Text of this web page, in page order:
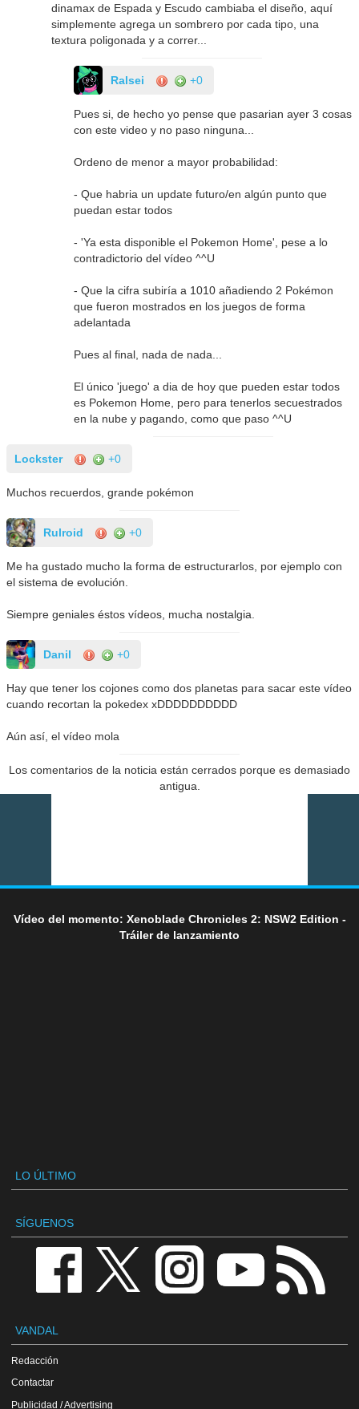
dinamax de Espada y Escudo cambiaba el diseño, aquí
simplemente agrega un sombrero por cada tipo, una
textura poligonada y a correr...
Ralsei +0
Pues si, de hecho yo pense que pasarian ayer 3 cosas
con este video y no paso ninguna...
Ordeno de menor a mayor probabilidad:
- Que habria un update futuro/en algún punto que
puedan estar todos
- 'Ya esta disponible el Pokemon Home', pese a lo
contradictorio del vídeo ^^U
- Que la cifra subiría a 1010 añadiendo 2 Pokémon
que fueron mostrados en los juegos de forma
adelantada
Pues al final, nada de nada...
El único 'juego' a dia de hoy que pueden estar todos
es Pokemon Home, pero para tenerlos secuestrados
en la nube y pagando, como que paso ^^U
Lockster +0
Muchos recuerdos, grande pokémon
Rulroid +0
Me ha gustado mucho la forma de estructurarlos, por ejemplo con
el sistema de evolución.
Siempre geniales éstos vídeos, mucha nostalgia.
Danil +0
Hay que tener los cojones como dos planetas para sacar este vídeo
cuando recortan la pokedex xDDDDDDDDDD
Aún así, el vídeo mola
Los comentarios de la noticia están cerrados porque es demasiado
antigua.
Vídeo del momento: Xenoblade Chronicles 2: NSW2 Edition -
Tráiler de lanzamiento
LO ÚLTIMO
SÍGUENOS
VANDAL
Redacción
Contactar
Publicidad / Advertising